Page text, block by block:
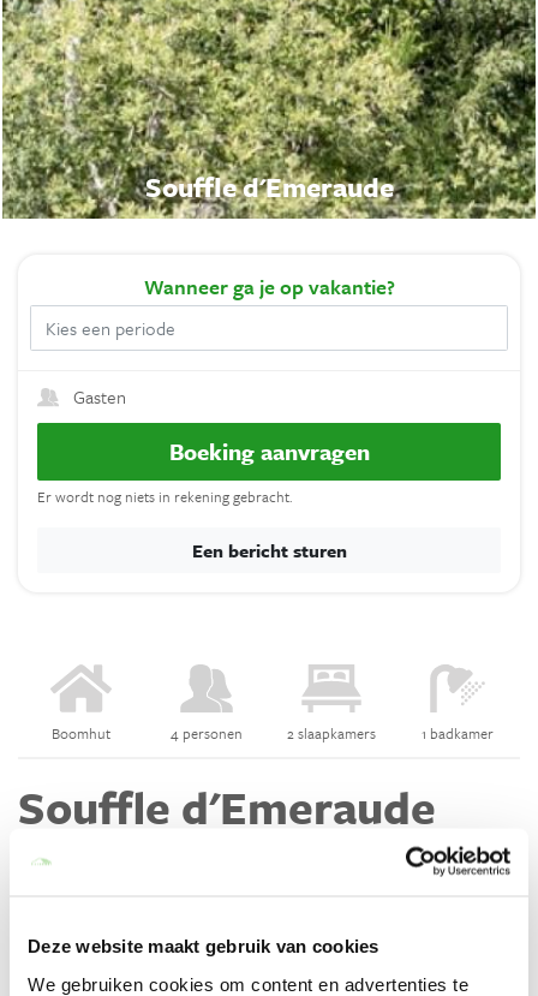
Deze website maakt gebruik van cookies
We gebruiken cookies om content en advertenties te
Souffle d'Emeraude
Boomhut 4 personen 2 slaapkamers 1 badkamer
Souffle d'Emeraude
Souffle d’Emeraude ligt verscholen tussen de bomen aan de rand
Lees meer
Wanneerga je op vakantie?
Gasten
Boeking aanvragen
Er wordt nog niets in rekening gebracht.
Een bericht sturen